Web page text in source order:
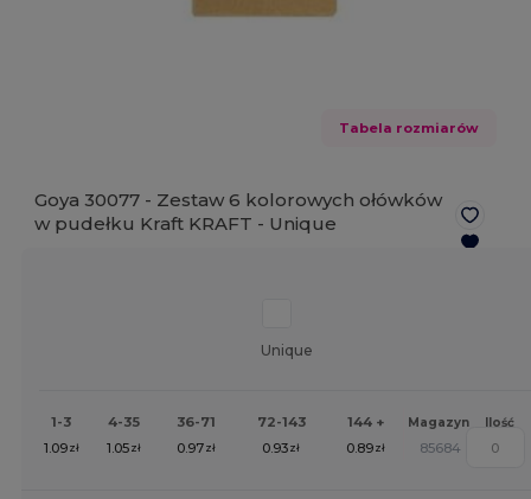
Tabela rozmiarów
Goya 30077 - Zestaw 6 kolorowych ołówków
w pudełku Kraft KRAFT - Unique
Unique
1-3 4-35 36-71 72-143 144 + Magazyn Ilość
1.09zł 1.05zł 0.97zł 0.93zł 0.89zł 85684